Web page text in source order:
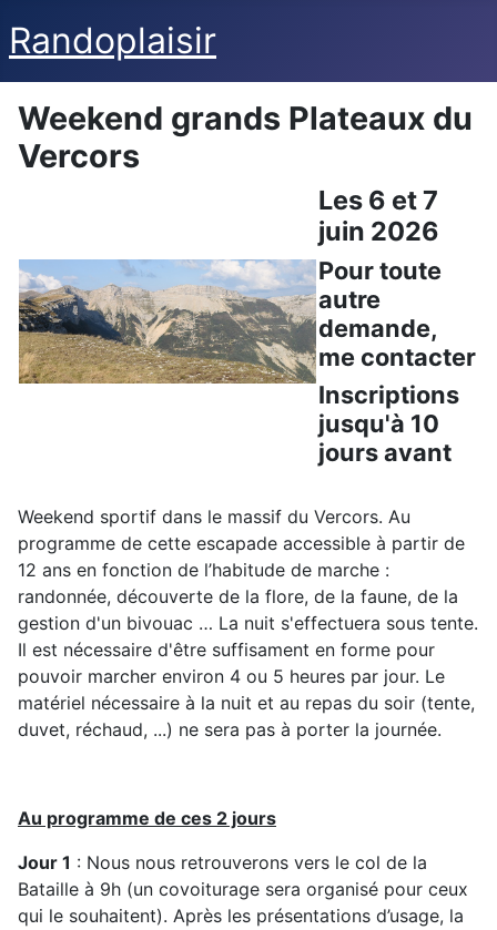
Randoplaisir
Weekend grands Plateaux du
Vercors
Les 6 et 7
juin 2026
Pour toute
autre
demande,
me contacter
Inscriptions
jusqu'à 10
jours avant
Weekend sportif dans le massif du Vercors. Au
programme de cette escapade accessible à partir de
12 ans en fonction de l’habitude de marche :
randonnée, découverte de la flore, de la faune, de la
gestion d'un bivouac … La nuit s'effectuera sous tente.
Il est nécessaire d'être suffisament en forme pour
pouvoir marcher environ 4 ou 5 heures par jour. Le
matériel nécessaire à la nuit et au repas du soir (tente,
duvet, réchaud, ...) ne sera pas à porter la journée.
Au programme de ces 2 jours
Jour 1 : Nous nous retrouverons vers le col de la
Bataille à 9h (un covoiturage sera organisé pour ceux
qui le souhaitent). Après les présentations d’usage, la